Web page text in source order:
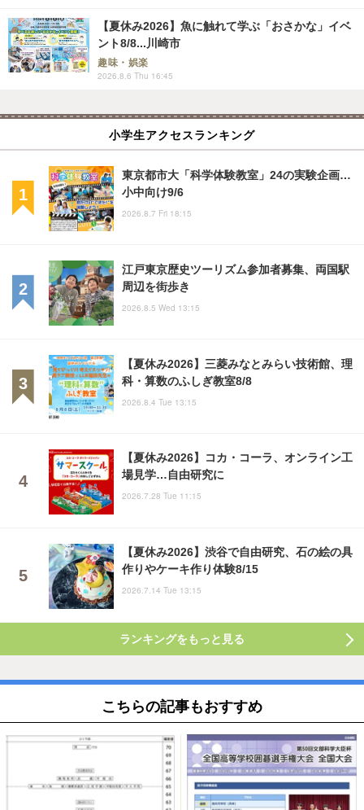
【夏休み2026】魚に触れて学ぶ「おさかな」イベ
ント8/8...川崎市
趣味・娯楽
2026.8.6 Thu 16:45
小学生アクセスランキング
東京都市大「科学体験教室」24の実験企画…
小中向け9/6
2026.8.7 Fri 18:15
江戸東京歴史ツーリズム参加者募集、両国駅
周辺を街歩き
2026.8.5 Wed 13:15
【夏休み2026】三菱みなとみらい技術館、理
科・算数のふしぎ教室8/8
2026.8.4 Tue 13:15
【夏休み2026】コカ・コーラ、オンライン工
場見学…自由研究に
2026.7.28 Tue 11:15
【夏休み2026】渋谷で自由研究、石の絵の具
作りやケーキ作り体験8/15
2026.7.14 Tue 13:15
ランキングをもっと見る
こちらの記事もおすすめ